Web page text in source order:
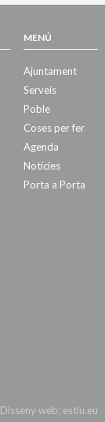
MENÚ
Ajuntament
Serveis
Poble
Coses per fer
Agenda
Notícies
Porta a Porta
Disseny web: estiu.eu